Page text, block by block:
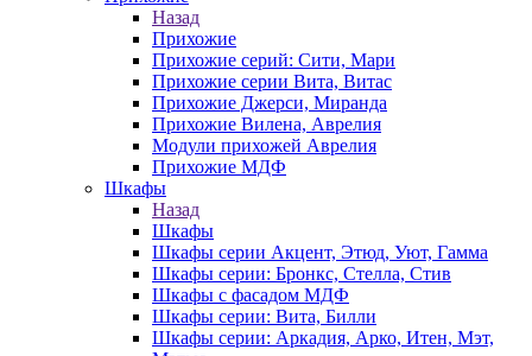
Назад
Прихожие
Прихожие серий: Сити, Мари
Прихожие серии Вита, Витас
Прихожие Джерси, Миранда
Прихожие Вилена, Аврелия
Модули прихожей Аврелия
Прихожие МДФ
Шкафы
Назад
Шкафы
Шкафы серии Акцент, Этюд, Уют, Гамма
Шкафы серии: Бронкс, Стелла, Стив
Шкафы с фасадом МДФ
Шкафы серии: Вита, Билли
Шкафы серии: Аркадия, Арко, Итен, Мэт,